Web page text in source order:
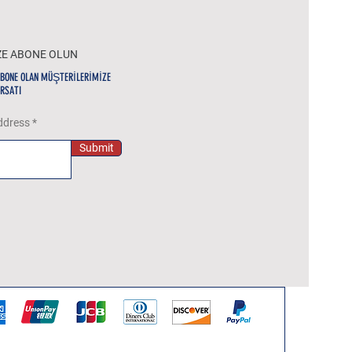
ABONE OLUN
OLAN MÜŞTERİLERİMİZE
Submit